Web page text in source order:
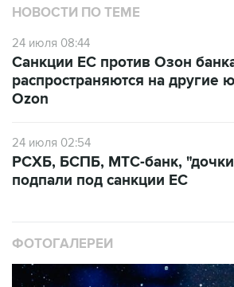
НОВОСТИ ПО ТЕМЕ
24 июля 08:44
Санкции ЕС против Озон
распространяются на другие
Ozon
24 июля 02:54
РСХБ, БСПБ, МТС-банк,
подпали под санкции ЕС
ФОТОГАЛЕРЕИ